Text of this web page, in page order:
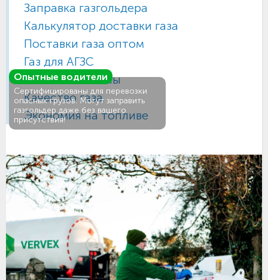
Заправка газгольдера
Калькулятор доставки газа
Поставки газа оптом
Газ для АГЗС
Газовые баллоны
Качество газа
Экономия на топливе
Опытные водители
Сертифицированы для перевозки
опасных грузов. Могут заправить
газгольдер даже без вашего
присутствия!